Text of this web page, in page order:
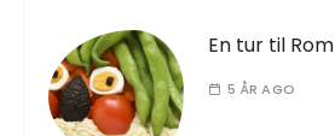
En tur til Rom
5 ÅR AGO